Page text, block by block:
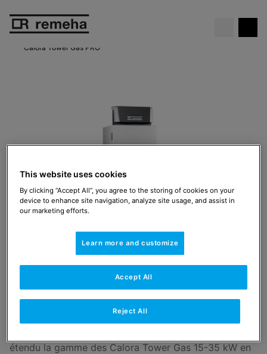
Chaudière gratuite
pompe à chaleur Elga Ace !
Voir l’offre
Calora Tower Gas PRO
Calora Tower Gas PRO
La puissance à l’état pur, idéale pour remplacer une
chaudière au sol existante
Afin de répondre aux demandes de chaudières gaz au
étendu la gamme des Calora Tower Gas 15-35 kW en
This website uses cookies
By clicking “Accept All”, you agree to the storing of cookies on your
device to enhance site navigation, analyze site usage, and assist in
our marketing efforts.
Learn more and customize
Reject All
Accept All